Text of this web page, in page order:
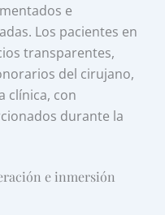
e
Los pacientes en
transparentes,
del cirujano,
clínica, con
durante la
e inmersión